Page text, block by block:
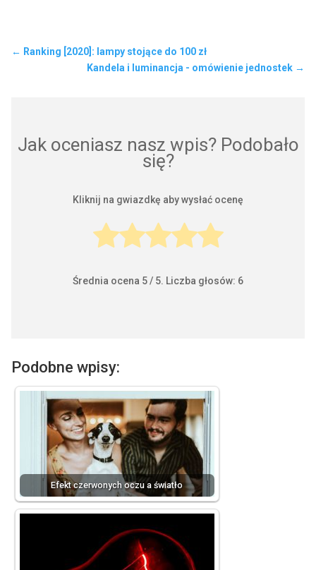
← Ranking [2020]: lampy stojące do 100 zł
Kandela i luminancja - omówienie jednostek →
Jak oceniasz nasz wpis? Podobało
się?
Kliknij na gwiazdkę aby wysłać ocenę
Średnia ocena 5/ 5. Liczba głosów: 6
Podobne wpisy:
Efekt czerwonych oczu a światło